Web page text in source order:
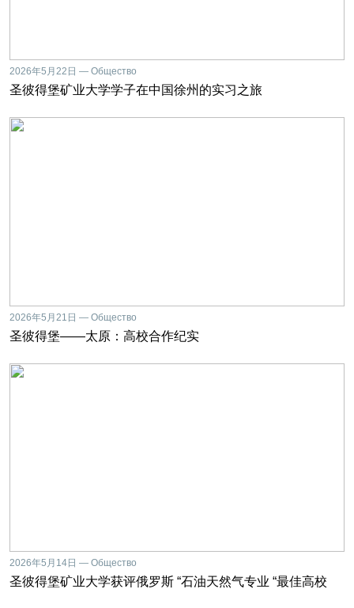
2026年5月22日 — Общество
圣彼得堡矿业大学学子在中国徐州的实习之旅
2026年5月21日 — Общество
圣彼得堡——太原：高校合作纪实
2026年5月14日 — Общество
圣彼得堡矿业大学获评俄罗斯 “石油天然气专业 “最佳高校